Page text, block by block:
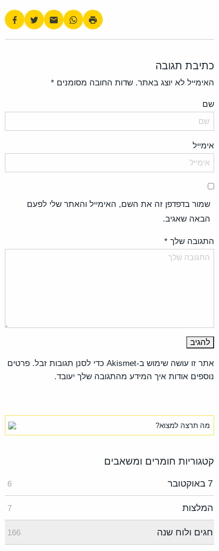
כתיבת תגובה
האימייל לא יוצג באתר. שדות החובה מסומנים *
שם
אימייל
שמור בדפדפן זה את השם, האימייל והאתר שלי לפעם
הבאה שאגיב.
התגובה שלך *
אתר זו עושה שימוש ב-Akismet כדי לסנן תגובות זבל.
פרטים
נוספים אודות איך המידע מהתגובה שלך יעובד.
קטגוריות חומרים ומשאבים
7 באוקטובר 6
המלצות 7
חגים ולוח שנה 166